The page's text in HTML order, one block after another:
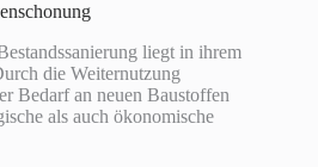
liegt in ihrem
die Weiternutzung
Bedarf an neuen Baustoffen
als auch ökonomische